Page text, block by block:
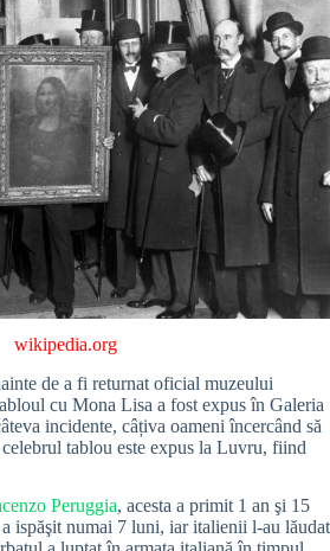
wikipedia.org
de a fi returnat oficial muzeului
cu Mona Lisa a fost expus în Galeria
incidente, câțiva oameni încercând să
tablou este expus la Luvru, fiind
Peruggia, acesta a primit 1 an şi 15
ispăşit numai 7 luni, iar italienii l-au lăudat